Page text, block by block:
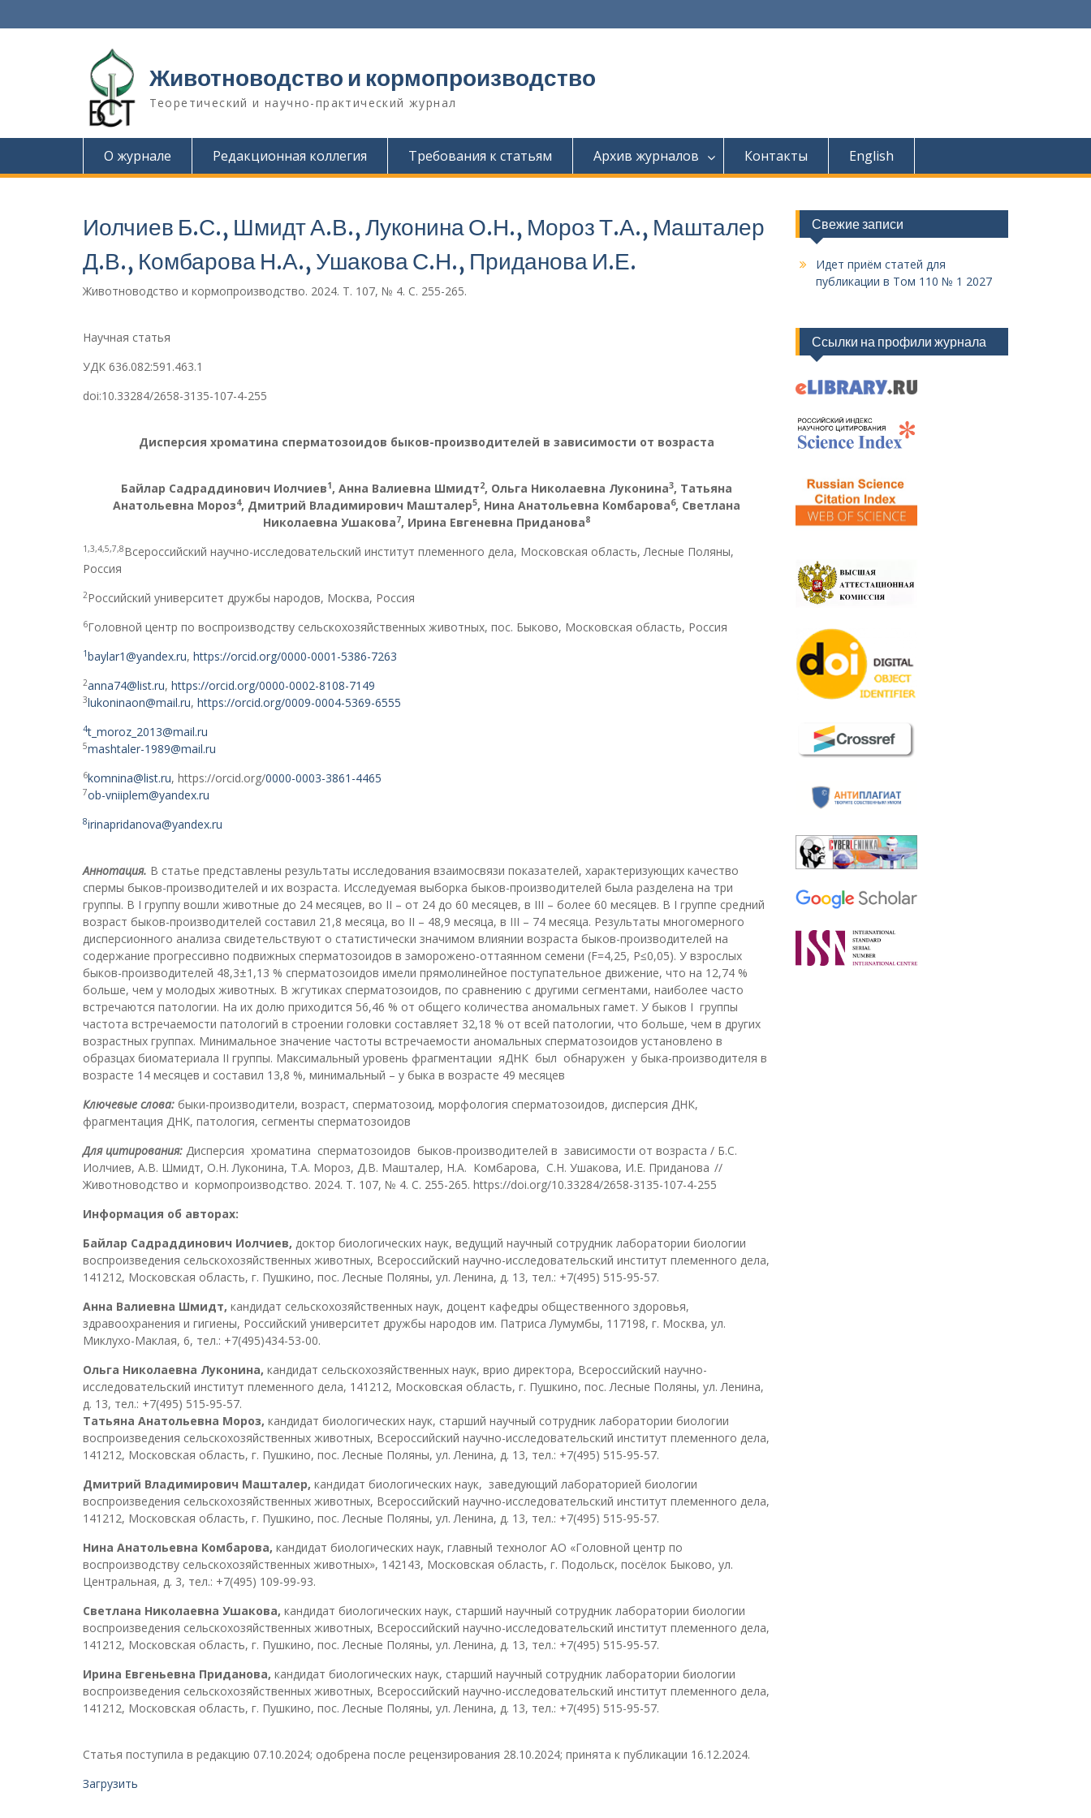
е
д
Животноводство и кормопроизводство
Теоретический и научно-практический журнал
О журнале Редакционная коллегия Требования к статьям Архив журналов Контакты English
Иолчиев Б.С., Шмидт А.В., Луконина О.Н., Мороз Т.А., Машталер
Д.В., Комбарова Н.А., Ушакова С.Н., Приданова И.Е.
Животноводство и кормопроизводство. 2024. Т. 107, № 4. С. 255-265.
Научная статья
УДК 636.082:591.463.1
doi:10.33284/2658-3135-107-4-255
Дисперсия хроматина сперматозоидов быков-производителей в зависимости от возраста
Байлар Садраддинович Иолчиев1, Анна Валиевна Шмидт2, Ольга Николаевна Луконина3, Татьяна
Анатольевна Мороз4, Дмитрий Владимирович Машталер5, Нина Анатольевна Комбарова6, Светлана
Николаевна Ушакова7, Ирина Евгеневна Приданова8
1,3,4,5,7,8Всероссийский научно-исследовательский институт племенного дела, Московская область, Лесные Поляны,
Россия
2Российский университет дружбы народов, Москва, Россия
6Головной центр по воспроизводству сельскохозяйственных животных, пос. Быково, Московская область, Россия
1baylar1@yandex.ru, https://orcid.org/0000-0001-5386-7263
2anna74@list.ru, https://orcid.org/0000-0002-8108-7149
3lukoninaon@mail.ru, https://orcid.org/0009-0004-5369-6555
4t_moroz_2013@mail.ru
5mashtaler-1989@mail.ru
6komnina@list.ru, https://orcid.org/0000-0003-3861-4465
7ob-vniiplem@yandex.ru
8irinapridanova@yandex.ru
Аннотация. В статье представлены результаты исследования взаимосвязи показателей, характеризующих качество
спермы быков-производителей и их возраста. Исследуемая выборка быков-производителей была разделена на три
группы. В I группу вошли животные до 24 месяцев, во II – от 24 до 60 месяцев, в III – более 60 месяцев. В I группе средний
возраст быков-производителей составил 21,8 месяца, во II – 48,9 месяца, в III – 74 месяца. Результаты многомерного
дисперсионного анализа свидетельствуют о статистически значимом влиянии возраста быков-производителей на
содержание прогрессивно подвижных сперматозоидов в заморожено-оттаянном семени (F=4,25, P≤0,05). У взрослых
быков-производителей 48,3±1,13 % сперматозоидов имели прямолинейное поступательное движение, что на 12,74 %
больше, чем у молодых животных. В жгутиках сперматозоидов, по сравнению с другими сегментами, наиболее часто
встречаются патологии. На их долю приходится 56,46 % от общего количества аномальных гамет. У быков I группы
частота встречаемости патологий в строении головки составляет 32,18 % от всей патологии, что больше, чем в других
возрастных группах. Минимальное значение частоты встречаемости аномальных сперматозоидов установлено в
образцах биоматериала II группы. Максимальный уровень фрагментации яДНК был обнаружен у быка-производителя в
возрасте 14 месяцев и составил 13,8 %, минимальный – у быка в возрасте 49 месяцев
Ключевые слова: быки-производители, возраст, сперматозоид, морфология сперматозоидов, дисперсия ДНК,
фрагментация ДНК, патология, сегменты сперматозоидов
Для цитирования: Дисперсия хроматина сперматозоидов быков-производителей в зависимости от возраста / Б.С.
Иолчиев, А.В. Шмидт, О.Н. Луконина, Т.А. Мороз, Д.В. Машталер, Н.А. Комбарова, С.Н. Ушакова, И.Е. Приданова //
Животноводство и кормопроизводство. 2024. Т. 107, № 4. С. 255-265. https://doi.org/10.33284/2658-3135-107-4-255
Информация об авторах:
Байлар Садраддинович Иолчиев, доктор биологических наук, ведущий научный сотрудник лаборатории биологии
воспроизведения сельскохозяйственных животных, Всероссийский научно-исследовательский институт племенного дела,
141212, Московская область, г. Пушкино, пос. Лесные Поляны, ул. Ленина, д. 13, тел.: +7(495) 515-95-57.
Анна Валиевна Шмидт, кандидат сельскохозяйственных наук, доцент кафедры общественного здоровья,
здравоохранения и гигиены, Российский университет дружбы народов им. Патриса Лумумбы, 117198, г. Москва, ул.
Миклухо-Маклая, 6, тел.: +7(495)434-53-00.
Ольга Николаевна Луконина, кандидат сельскохозяйственных наук, врио директора, Всероссийский научно-
исследовательский институт племенного дела, 141212, Московская область, г. Пушкино, пос. Лесные Поляны, ул. Ленина,
д. 13, тел.: +7(495) 515-95-57.
Татьяна Анатольевна Мороз, кандидат биологических наук, старший научный сотрудник лаборатории биологии
воспроизведения сельскохозяйственных животных, Всероссийский научно-исследовательский институт племенного дела,
141212, Московская область, г. Пушкино, пос. Лесные Поляны, ул. Ленина, д. 13, тел.: +7(495) 515-95-57.
Дмитрий Владимирович Машталер, кандидат биологических наук, заведующий лабораторией биологии
воспроизведения сельскохозяйственных животных, Всероссийский научно-исследовательский институт племенного дела,
141212, Московская область, г. Пушкино, пос. Лесные Поляны, ул. Ленина, д. 13, тел.: +7(495) 515-95-57.
Нина Анатольевна Комбарова, кандидат биологических наук, главный технолог АО «Головной центр по
воспроизводству сельскохозяйственных животных», 142143, Московская область, г. Подольск, посёлок Быково, ул.
Центральная, д. 3, тел.: +7(495) 109-99-93.
Светлана Николаевна Ушакова, кандидат биологических наук, старший научный сотрудник лаборатории биологии
воспроизведения сельскохозяйственных животных, Всероссийский научно-исследовательский институт племенного дела,
141212, Московская область, г. Пушкино, пос. Лесные Поляны, ул. Ленина, д. 13, тел.: +7(495) 515-95-57.
Ирина Евгеньевна Приданова, кандидат биологических наук, старший научный сотрудник лаборатории биологии
воспроизведения сельскохозяйственных животных, Всероссийский научно-исследовательский институт племенного дела,
141212, Московская область, г. Пушкино, пос. Лесные Поляны, ул. Ленина, д. 13, тел.: +7(495) 515-95-57.
Статья поступила в редакцию 07.10.2024; одобрена после рецензирования 28.10.2024; принята к публикации 16.12.2024.
Загрузить
Свежие записи
Идет приём статей для
публикации в Том 110 № 1 2027
Ссылки на профили журнала